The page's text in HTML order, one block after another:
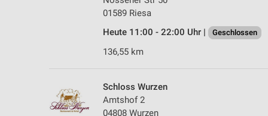
01589 Riesa
Heute 11:00 - 22:00 Uhr |
Geschlossen
136,55 km
Schloss Wurzen
Amtshof 2
04808 Wurzen
Geräte anhand von aktiv angeforderten Informationen
Funktional